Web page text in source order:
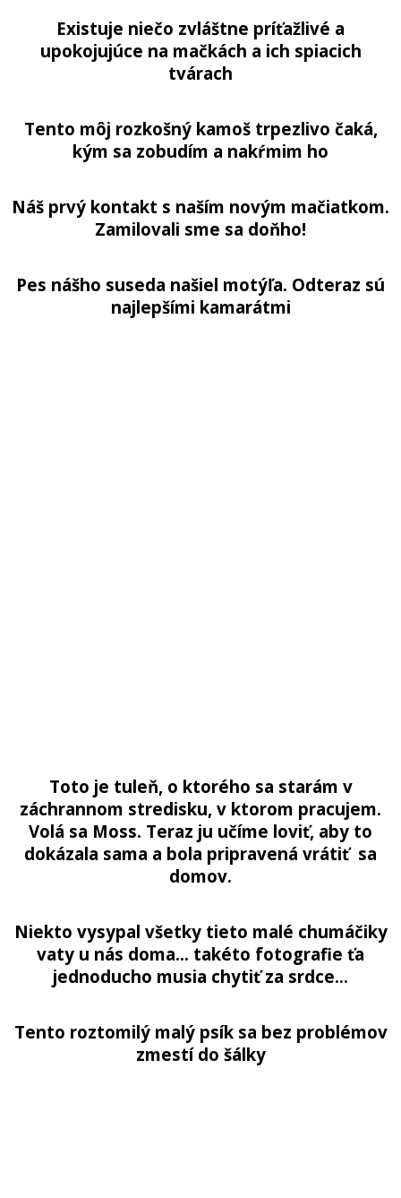
Existuje niečo zvláštne príťažlivé a
upokojujúce na mačkách a ich spiacich
tvárach
Tento môj rozkošný kamoš trpezlivo čaká,
kým sa zobudím a nakŕmim ho
Náš prvý kontakt s naším novým mačiatkom.
Zamilovali sme sa doňho!
Pes nášho suseda našiel motýľa. Odteraz sú
najlepšími kamarátmi
Toto je tuleň, o ktorého sa starám v
záchrannom stredisku, v ktorom pracujem.
Volá sa Moss. Teraz ju učíme loviť, aby to
dokázala sama a bola pripravená vrátiť sa
domov.
Niekto vysypal všetky tieto malé chumáčiky
vaty u nás doma… takéto fotografie ťa
jednoducho musia chytiť za srdce…
Tento roztomilý malý psík sa bez problémov
zmestí do šálky